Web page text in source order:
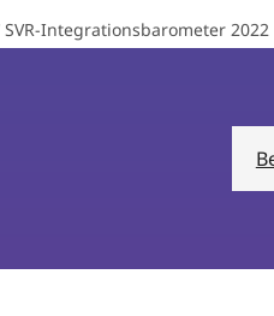
SVR-Integrationsbarometer 2022